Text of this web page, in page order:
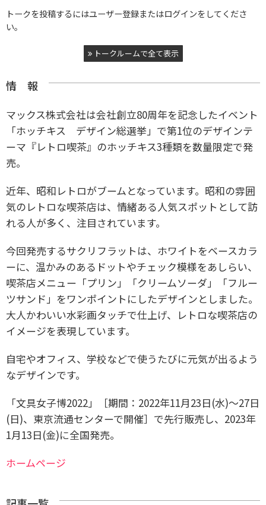
トークを投稿するにはユーザー登録またはログインをしてくださ
い。
トークルームで全て表示
情 報
マックス株式会社は会社創立80周年を記念したイベント
「ホッチキス デザイン総選挙」で第1位のデザインテ
ーマ『レトロ喫茶』のホッチキス3種類を数量限定で発
売。
近年、昭和レトロがブームとなっています。昭和の雰囲
気のレトロな喫茶店は、情緒ある人気スポットとして訪
れる人が多く、注目されています。
今回発売するサクリフラットは、ホワイトをベースカラ
ーに、温かみのあるドットやチェック模様をあしらい、
喫茶店メニュー「プリン」「クリームソーダ」「フルー
ツサンド」をワンポイントにしたデザインとしました。
大人かわいい水彩画タッチで仕上げ、レトロな喫茶店の
イメージを表現しています。
自宅やオフィス、学校などで使うたびに元気が出るよう
なデザインです。
「文具女子博2022」［期間：2022年11月23日(水)～27日
(日)、東京流通センターで開催］で先行販売し、2023年
1月13日(金)に全国発売。
ホームページ